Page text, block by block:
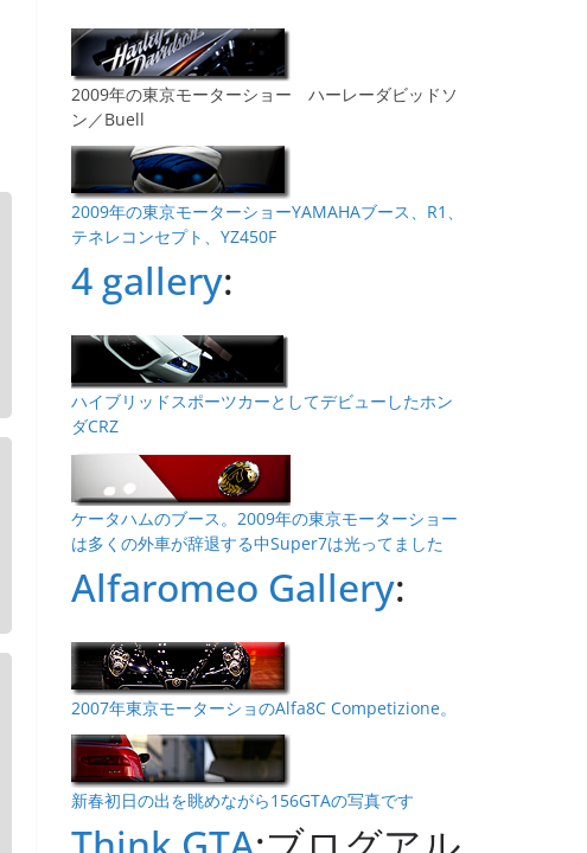
2009年の東京モーターショー ハーレーダビッドソ
ン／Buell
2009年の東京モーターショーYAMAHAブース、R1、
テネレコンセプト、YZ450F
4 gallery:
ハイブリッドスポーツカーとしてデビューしたホン
ダCRZ
ケータハムのブース。2009年の東京モーターショー
は多くの外車が辞退する中Super7は光ってました
Alfaromeo Gallery:
2007年東京モーターショのAlfa8C Competizione。
新春初日の出を眺めながら156GTAの写真です